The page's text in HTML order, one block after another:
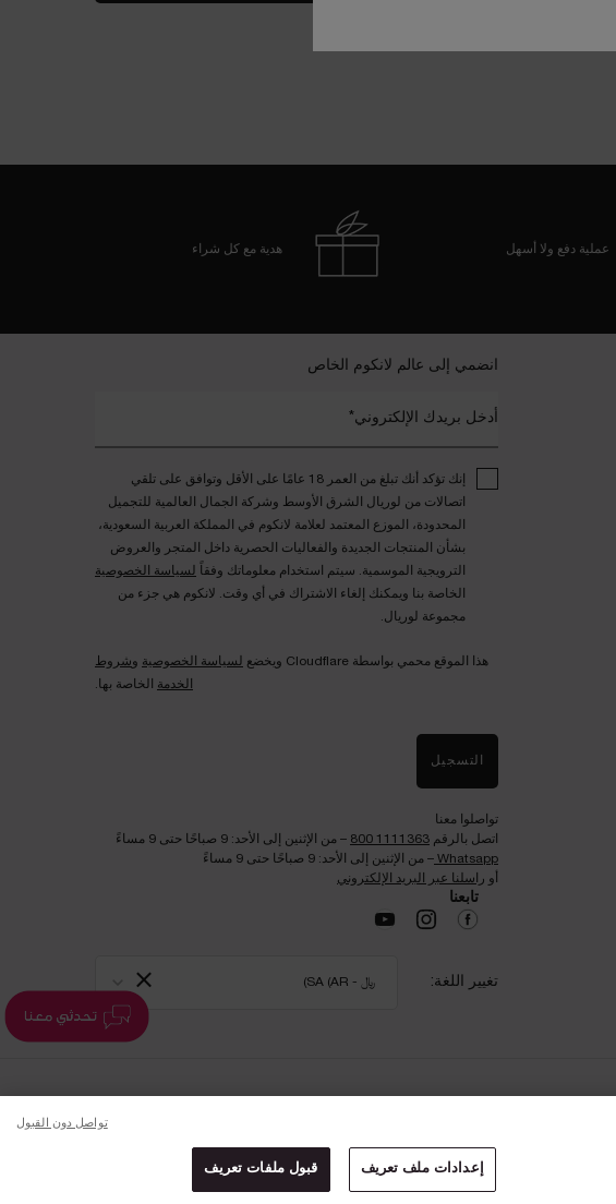
عملية دفع ولا أسهل هدية مع كل شراء
انضمي إلى عالم لانكوم الخاص
أدخل بريدك الإلكتروني*
إنك تؤكد أنك تبلغ من العمر 18 عامًا على الأقل وتوافق على تلقي
اتصالات من لوريال الشرق الأوسط وشركة الجمال العالمية للتجميل
المحدودة، الموزع المعتمد لعلامة لانكوم في المملكة العربية السعودية،
بشأن المنتجات الجديدة والفعاليات الحصرية داخل المتجر والعروض
الترويجية الموسمية. سيتم استخدام معلوماتك وفقاً لسياسة الخصوصية
الخاصة بنا ويمكنك إلغاء الاشتراك في أي وقت. لانكوم هي جزء من
مجموعة لوريال.
هذا الموقع محمي بواسطة Cloudflare ويخضع لسياسة الخصوصية وشروط
الخدمة الخاصة بها.
التسجيل
تواصلوا معنا
اتصل بالرقم 1111363 800
– من الإثنين إلى الأحد: 9 صباحًا حتى 9 مساءً
Whatsapp – من الإثنين إلى الأحد: 9 صباحًا حتى 9 مساءً
أو راسلنا عبر البريد الإلكتروني
تابعنا​
تغيير اللغة: ﷼ - SA (AR) ×
إعدادات ملف تعريف قبول ملفات تعريف
تواصل دون القبول